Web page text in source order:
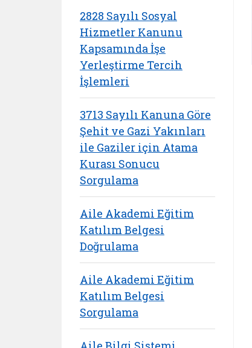
2828 Sayılı Sosyal
Hizmetler Kanunu
Kapsamında İşe
Yerleştirme Tercih
İşlemleri
3713 Sayılı Kanuna Göre
Şehit ve Gazi Yakınları
ile Gaziler için Atama
Kurası Sonucu
Sorgulama
Aile Akademi Eğitim
Katılım Belgesi
Doğrulama
Aile Akademi Eğitim
Katılım Belgesi
Sorgulama